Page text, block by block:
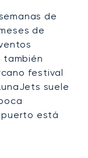
de
de
también
festival
suele
está